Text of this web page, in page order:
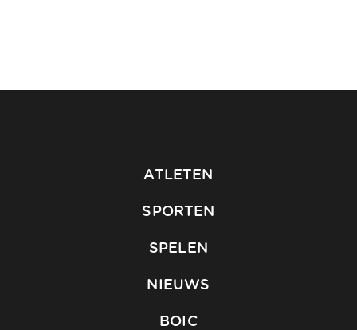
ATLETEN
SPORTEN
SPELEN
NIEUWS
BOIC